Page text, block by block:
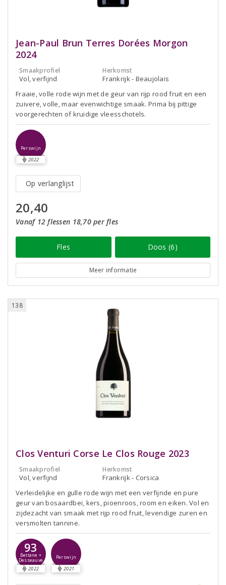
Jean-Paul Brun Terres Dorées Morgon
2024
Smaakprofiel
Vol, verfijnd
Herkomst
Frankrijk - Beaujolais
Fraaie, volle rode wijn met de geur van rijp rood fruit en een
zuivere, volle, maar evenwichtige smaak. Prima bij pittige
voorgerechten of kruidige vleesschotels.
Perswijn
2022
Op verlanglijst
20,40
Vanaf 12 flessen 18,70 per fles
Fles Doos (6)
Meer informatie
138
Clos Venturi Corse Le Clos Rouge 2023
Smaakprofiel
Vol, verfijnd
Herkomst
Frankrijk - Corsica
Verleidelijke en gulle rode wijn met een verfijnde en pure
geur van bosaardbei, kers, pioenroos, room en eiken. Vol en
zijdezacht van smaak met rijp rood fruit, levendige zuren en
versmolten tannine.
93
Bettane +
Desseauve
2022
Perswijn
2021